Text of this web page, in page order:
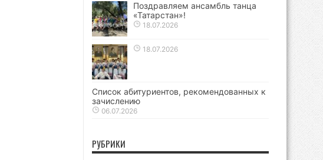
Поздравляем ансамбль танца
«Татарстан»!
18.07.2026
18.07.2026
Список абитуриентов, рекомендованных к
зачислению
06.07.2026
РУБРИКИ